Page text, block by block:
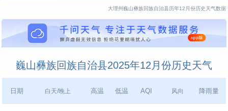
大理州巍山彝族回族自治县历年12月份历史天气数据
巍山彝族回族自治县2025年12月份历史天气
日期 白天/晚上 高温 低温 AQI 风向 降雨量